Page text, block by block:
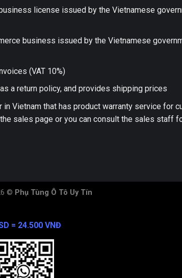
license issued by the Vietnamese
business issued by the Vietnamese
(VAT 10%)
a return policy, and provides shipping prices
Vietnam that has product warranty service for
sales page or you can consult the sales staff
© Phụ Tùng Ô Tô Uy Tín
= 24.500 VNĐ